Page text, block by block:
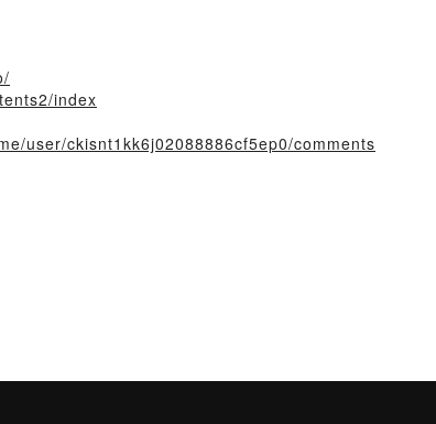
index
user/ckisnt1kk6j02088886cf5ep0/comments